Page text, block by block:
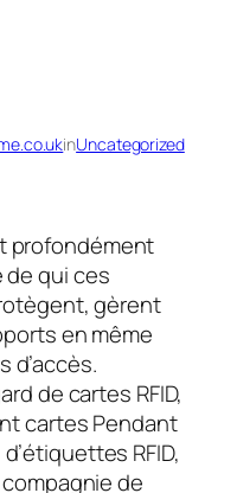
inUncategorized
profondément
qui ces
gèrent
en même
d’accès.
de cartes RFID,
cartes Pendant
RFID,
de